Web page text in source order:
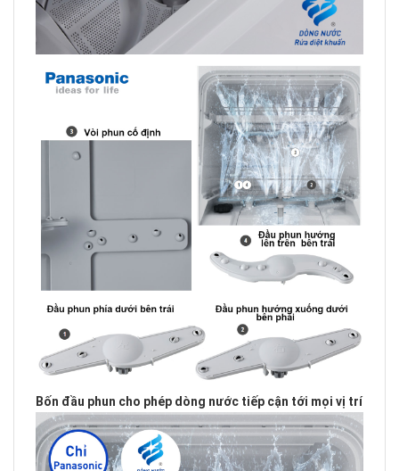
Bốn đầu phun cho phép dòng nước tiếp cận tới mọi vị trí